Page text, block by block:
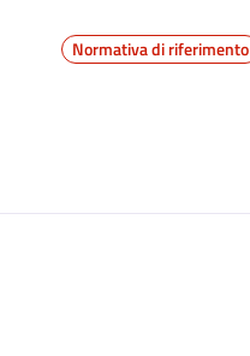
Normativa di riferimento